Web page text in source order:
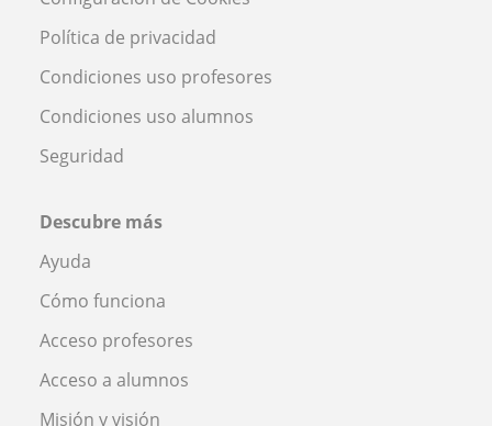
Política de privacidad
Condiciones uso profesores
Condiciones uso alumnos
Seguridad
Descubre más
Ayuda
Cómo funciona
Acceso profesores
Acceso a alumnos
Misión y visión